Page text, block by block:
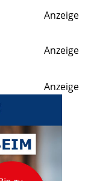
Anzeige
Anzeige
Anzeige